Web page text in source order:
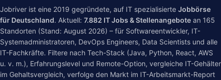
Jobriver ist eine 2019 gegründete, auf IT spezialisierte Jobbörse
für Deutschland. Aktuell: 7.882 IT Jobs & Stellenangebote an 165
Standorten (Stand: August 2026) – für Softwareentwickler, IT-
Systemadministratoren, DevOps Engineers, Data Scientists und alle
IT-Fachkräfte. Filtere nach Tech-Stack (Java, Python, React, AWS
u. v. m.), Erfahrungslevel und Remote-Option, vergleiche IT-Gehälter
im Gehaltsvergleich, verfolge den Markt im IT-Arbeitsmarkt-Report